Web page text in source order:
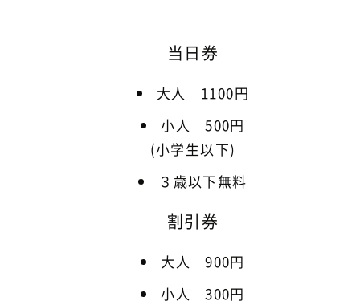
当日券
大人 1100円
小人 500円
(小学生以下)
３歳以下無料
割引券
大人 900円
小人 300円